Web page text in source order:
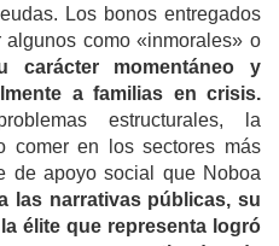
Los bonos entregados
como «inmorales» o
carácter momentáneo y
a familias en crisis.
estructurales, la
comer en los sectores más
de apoyo social que Noboa
las narrativas públicas, su
élite que representa logró